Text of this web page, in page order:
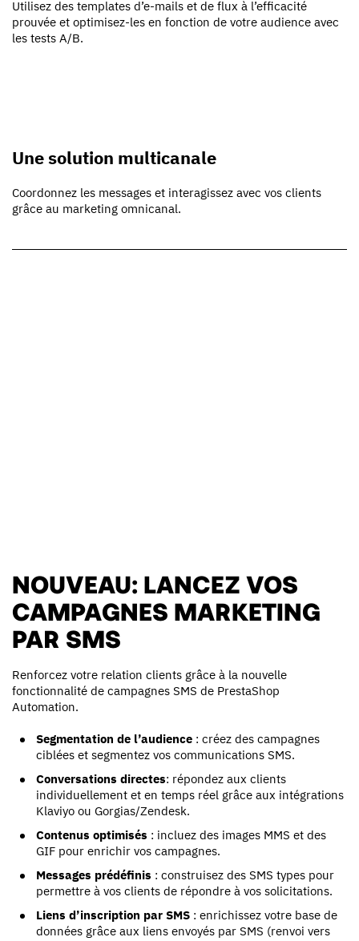
Utilisez des templates d’e-mails et de flux à l’efficacité
prouvée et optimisez-les en fonction de votre audience avec
les tests A/B.
Une solution multicanale
Coordonnez les messages et interagissez avec vos clients
grâce au marketing omnicanal.
NOUVEAU: LANCEZ VOS
CAMPAGNES MARKETING
PAR SMS
Renforcez votre relation clients grâce à la nouvelle
fonctionnalité de campagnes SMS de PrestaShop
Automation.
Segmentation de l’audience : créez des campagnes
ciblées et segmentez vos communications SMS.
Conversations directes: répondez aux clients
individuellement et en temps réel grâce aux intégrations
Klaviyo ou Gorgias/Zendesk.
Contenus optimisés : incluez des images MMS et des
GIF pour enrichir vos campagnes.
Messages prédéfinis : construisez des SMS types pour
permettre à vos clients de répondre à vos solicitations.
Liens d’inscription par SMS : enrichissez votre base de
données grâce aux liens envoyés par SMS (renvoi vers